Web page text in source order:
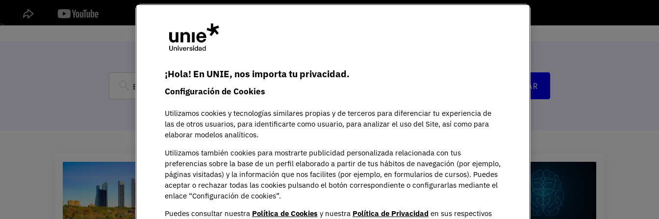
¡Hola! En UNIE, nos importa tu privacidad.
Configuración de Cookies
Utilizamos cookies y tecnologías similares propias y de terceros para diferenciar tu experiencia de
las de otros usuarios, para identificarte como usuario, para analizar el uso del Site, así como para
elaborar modelos analíticos.
Utilizamos también cookies para mostrarte publicidad personalizada relacionada con tus
preferencias sobre la base de un perfil elaborado a partir de tus hábitos de navegación (por ejemplo,
páginas visitadas) y la información que nos facilites (por ejemplo, en formularios de cursos). Puedes
aceptar o rechazar todas las cookies pulsando el botón correspondiente o configurarlas mediante el
enlace “Configuración de cookies”.
Puedes consultar nuestra Política de Cookies y nuestra Política de Privacidad en sus respectivos